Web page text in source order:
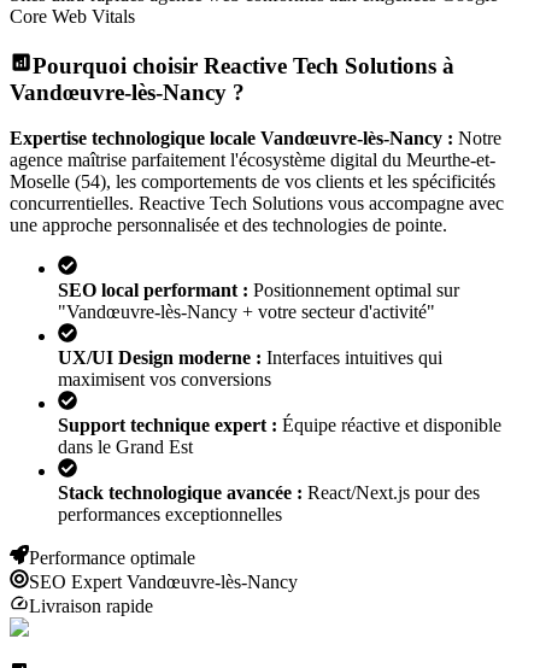
Core Web Vitals
Pourquoi choisir Reactive Tech Solutions à
Vandœuvre-lès-Nancy ?
Expertise technologique locale Vandœuvre-lès-Nancy : Notre
agence maîtrise parfaitement l'écosystème digital du Meurthe-et-
Moselle (54), les comportements de vos clients et les spécificités
concurrentielles. Reactive Tech Solutions vous accompagne avec
une approche personnalisée et des technologies de pointe.
SEO local performant : Positionnement optimal sur
"Vandœuvre-lès-Nancy + votre secteur d'activité"
UX/UI Design moderne : Interfaces intuitives qui
maximisent vos conversions
Support technique expert : Équipe réactive et disponible
dans le Grand Est
Stack technologique avancée : React/Next.js pour des
performances exceptionnelles
Performance optimale
SEO Expert Vandœuvre-lès-Nancy
Livraison rapide